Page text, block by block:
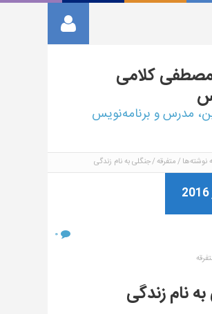
کلامی
مدرس و برنامه‌نویس
نوشته‌ها متفرقه جنگلی به نام زندگی
۰
نام زندگی